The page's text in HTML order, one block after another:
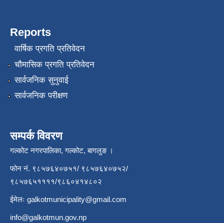
Reports
वार्षिक प्रगति प्रतिवेदन
चौमासिक प्रगति प्रतिवेदन
सार्वजनिक सुनुवाई
सार्वजनिक परीक्षण
सम्पर्क विवरण
गल्कोट नगरपालिका, गल्कोट, बागलुङ ।
फोन नं. ९८५७६४०७५१/ ९८५७६४०७५२/
९८५७६५११११/९८६०४१४८०२
ईमेलः galkotmunicipality@gmail.com
info@galkotmun.gov.np